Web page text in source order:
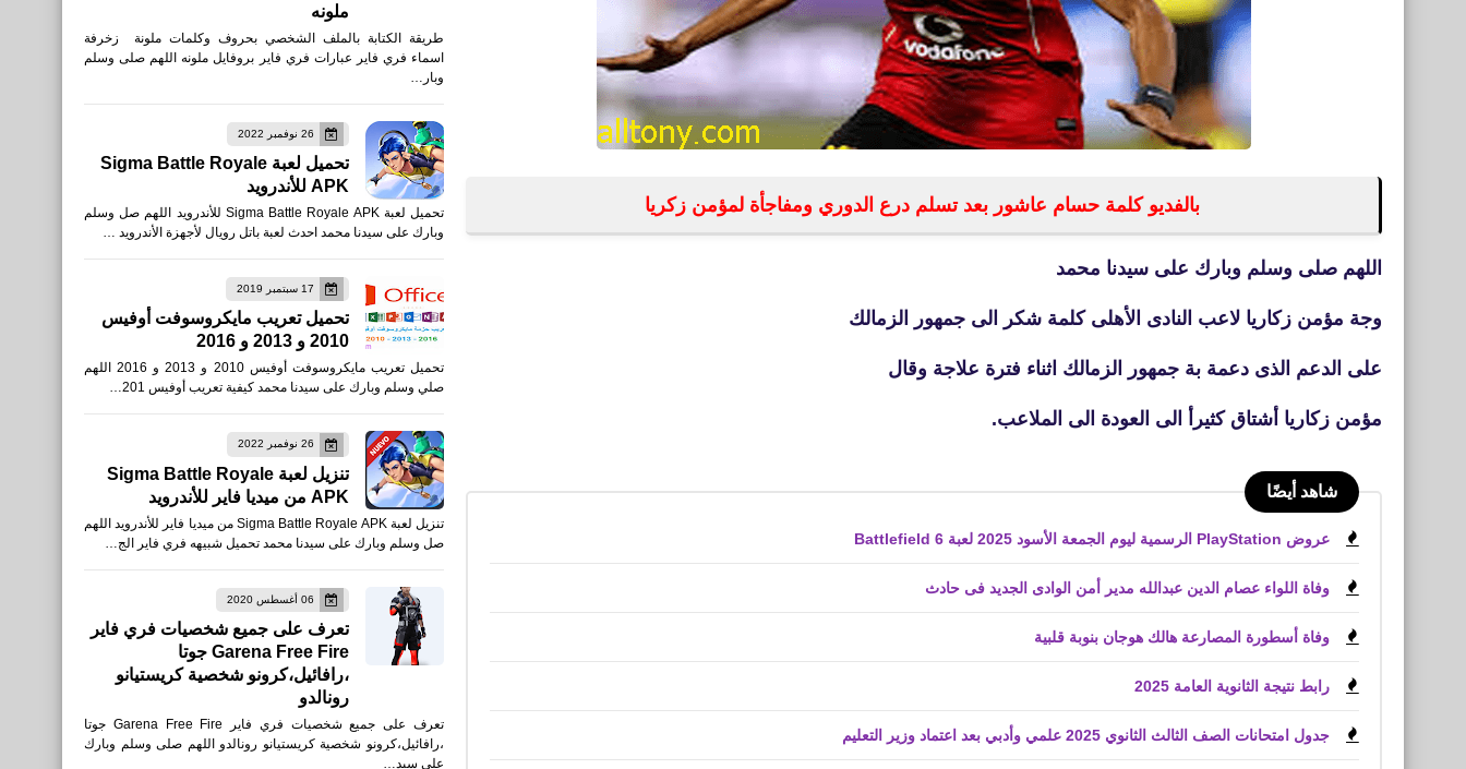
بالفديو كلمة حسام عاشور بعد تسلم درع الدوري ومفاجأة لمؤمن زكريا
اللهم صلى وسلم وبارك على سيدنا محمد
وجة مؤمن زكاريا لاعب النادى الأهلى كلمة شكر الى جمهور الزمالك
على الدعم الذى دعمة بة جمهور الزمالك اثناء فترة علاجة وقال
مؤمن زكاريا أشتاق كثيرأ الى العودة الى الملاعب.
شاهد أيضًا
عروض PlayStation الرسمية ليوم الجمعة الأسود 2025 لعبة Battlefield 6
وفاة اللواء عصام الدين عبدالله مدير أمن الوادى الجديد فى حادث
وفاة أسطورة المصارعة هالك هوجان بنوبة قلبية
رابط نتيجة الثانوية العامة 2025
جدول امتحانات الصف الثالث الثانوي 2025 علمي وأدبي بعد اعتماد وزير التعليم
ملونه
طريقة الكتابة بالملف الشخصي بحروف وكلمات ملونة زخرفة
اسماء فري فاير عبارات فري فاير بروفايل ملونه اللهم صلى وسلم
وبار…
26 نوفمبر 2022
تحميل لعبة Sigma Battle Royale
APK للأندرويد
تحميل لعبة Sigma Battle Royale APK للأندرويد اللهم صل وسلم
وبارك على سيدنا محمد احدث لعبة باتل رويال لأجهزة الأندرويد …
17 سبتمبر 2019
تحميل تعريب مايكروسوفت أوفيس
2010 و 2013 و 2016
تحميل تعريب مايكروسوفت أوفيس 2010 و 2013 و 2016 اللهم
صلي وسلم وبارك على سيدنا محمد كيفية تعريب أوفيس 201…
26 نوفمبر 2022
تنزيل لعبة Sigma Battle Royale
APK من ميديا فاير للأندرويد
تنزيل لعبة Sigma Battle Royale APK من ميديا فاير للأندرويد اللهم
صل وسلم وبارك على سيدنا محمد تحميل شبيهه فري فاير الج…
06 أغسطس 2020
تعرف على جميع شخصيات فري فاير
Garena Free Fire جوتا
،رافائيل،كرونو شخصية كريستيانو
رونالدو
تعرف على جميع شخصيات فري فاير Garena Free Fire جوتا
،رافائيل،كرونو شخصية كريستيانو رونالدو اللهم صلى وسلم وبارك
على سيد…
fovtech
21 أبريل 2020
حكم وأقوال للدكتور عمر
عبدالكافي
صحة
فوائد اللحوم الحمراء للجسم
fovtech
فوائد عصير الفراولة بالحليب
fovtech